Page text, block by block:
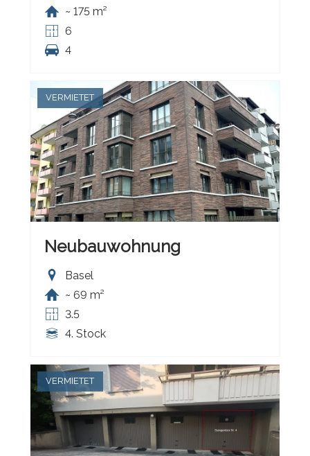
~ 175 m²
6
4
VERMIETET
Neubauwohnung
Basel
~ 69 m²
3.5
4. Stock
VERMIETET